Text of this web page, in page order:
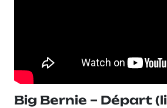
Big Bernie – Départ